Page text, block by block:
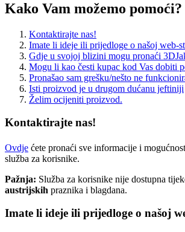
Kako Vam možemo pomoći?
Kontaktirajte nas!
Imate li ideje ili prijedloge o našoj web-
Gdje u svojoj blizini mogu pronaći
Mogu li kao česti kupac kod Vas dobiti
Pronašao sam grešku/nešto ne
Isti proizvod je u drugom dućanu jeftiniji
Želim ocijeniti proizvod.
Kontaktirajte nas!
Ovdje ćete pronaći sve informacije i
služba za korisnike.
Pažnja: Služba za korisnike nije dostupna
austrijskih praznika i blagdana.
Imate li ideje ili prijedloge o našoj